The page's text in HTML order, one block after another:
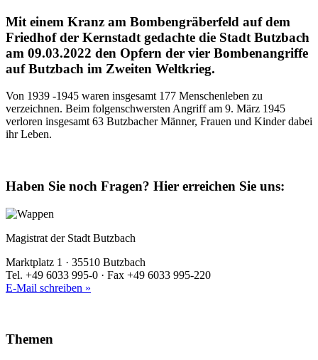
Mit einem Kranz am Bombengräberfeld auf dem
Friedhof der Kernstadt gedachte die Stadt Butzbach
am 09.03.2022 den Opfern der vier Bombenangriffe
auf Butzbach im Zweiten Weltkrieg.
Von 1939 -1945 waren insgesamt 177 Menschenleben zu
verzeichnen. Beim folgenschwersten Angriff am 9. März 1945
verloren insgesamt 63 Butzbacher Männer, Frauen und Kinder dabei
ihr Leben.
Haben Sie noch Fragen? Hier erreichen Sie uns:
Magistrat der Stadt Butzbach
Marktplatz 1 · 35510 Butzbach
Tel. +49 6033 995-0 · Fax +49 6033 995-220
E-Mail schreiben »
Themen